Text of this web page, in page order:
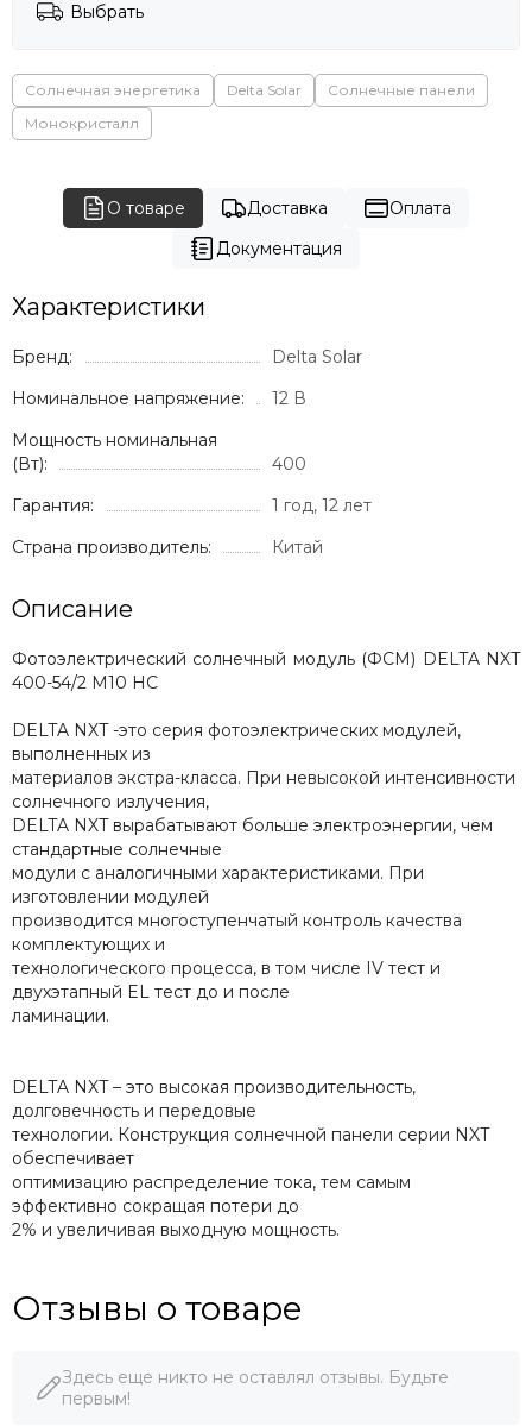
Выбрать
Солнечная энергетика Delta Solar
Солнечные панели
Монокристалл
О товаре Доставка
Оплата
Документация
Характеристики
Бренд:
Delta Solar
Номинальное напряжение:
12 В
Мощность номинальная
(Вт):
400
Гарантия:
1 год, 12 лет
Страна производитель:
Китай
Описание
Фотоэлектрический солнечный модуль (ФСМ) DELTA NXT
400-54/2 M10 HC
DELTA NXT -это серия фотоэлектрических модулей,
выполненных из
материалов экстра-класса. При невысокой интенсивности
солнечного излучения,
DELTA NXT вырабатывают больше электроэнергии, чем
стандартные солнечные
модули с аналогичными характеристиками. При
изготовлении модулей
производится многоступенчатый контроль качества
комплектующих и
технологического процесса, в том числе IV тест и
двухэтапный EL тест до и после
ламинации.
DELTA NXT – это высокая производительность,
долговечность и передовые
технологии. Конструкция солнечной панели серии NXT
обеспечивает
оптимизацию распределение тока, тем самым
эффективно сокращая потери до
2% и увеличивая выходную мощность.
Отзывы о товаре
Здесь еще никто не оставлял отзывы. Будьте
первым!